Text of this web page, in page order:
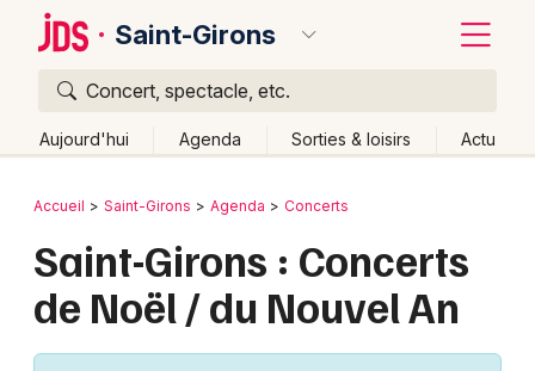
Saint-Girons
Concert, spectacle, etc.
Aujourd'hui Agenda Sorties & loisirs Actu
Publier un événement
Grands événements
Bordeaux
Colmar
Lille
Retour
Accueil Saint-Girons Agenda Concerts
Saint-Girons : Concerts
de Noël / du Nouvel An
Quoi ?
Où ?
Partout
Près de moi Changer de lieu
Quand ?
Effacer les dates
Aujourd'hui
Demain Ce week-end Autre